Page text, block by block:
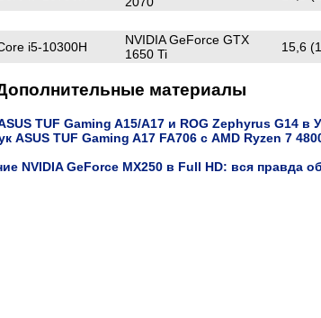
i5-10300H
NVIDIA GeForce GTX
1650 Ti
15,6
материалы
TUF Gaming A15/A17 и ROG Zephyrus G14 в
ASUS TUF Gaming A17 FA706 с AMD Ryzen 7
NVIDIA GeForce MX250 в Full HD: вся правда